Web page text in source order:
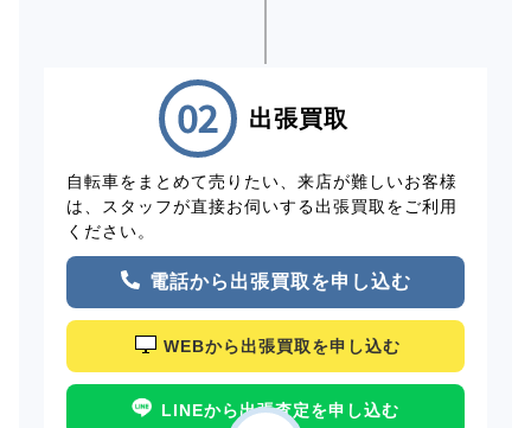
出張買取
自転車をまとめて売りたい、来店が難しいお客様
は、スタッフが直接お伺いする出張買取をご利用
ください。
電話から出張買取を申し込む
WEBから出張買取を申し込む
LINEから出張査定を申し込む